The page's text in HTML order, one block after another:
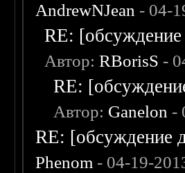
AndrewNJean - 04-
RE: [обсуждение
Автор:RBorisS -
RE:
Автор: Ganelon -
RE: [обсуждение
Phenom - 04-19-